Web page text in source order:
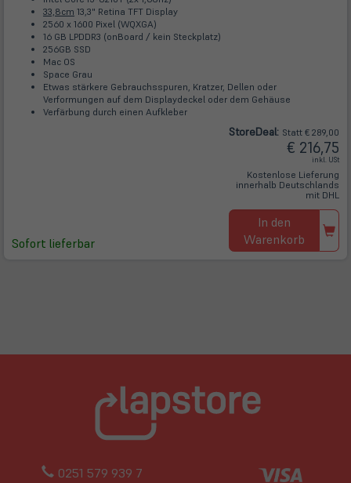
33,8cm 13,3" Retina TFT Display
2560 x 1600 Pixel (WQXGA)
16 GB LPDDR3 (onBoard / kein Steckplatz)
256GB SSD
Mac OS
Space Grau
Etwas stärkere Gebrauchsspuren, Kratzer, Dellen oder
Verformungen auf dem Displaydeckel oder dem Gehäuse
Verfärbung durch einen Aufkleber
Sofort lieferbar
StoreDeal: Statt € 289,00
€ 216,75
inkl. USt
Kostenlose Lieferung
innerhalb Deutschlands
mit DHL
In den
Warenkorb
0251 579 939 7